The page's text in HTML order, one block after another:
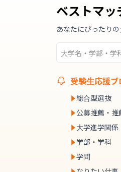
ベストマ
あなたにぴったり
受験生応援ブ
総合型選抜
公募推薦・推
大学進学関係
学部・学科
学問